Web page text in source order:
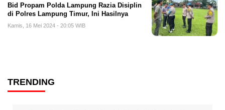
Bid Propam Polda Lampung Razia Disiplin
di Polres Lampung Timur, Ini Hasilnya
Kamis, 16 Mei 2024 - 20:05 WIB
TRENDING